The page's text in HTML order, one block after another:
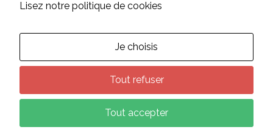
CONTACT
Suivez-nous sur les réseaux :
Lisez notre politique de cookies
Je choisis
Tout refuser
Tout accepter
statistiques,
Nous utilisons
Google
l'établissement
de nos
statistiques.
Experience